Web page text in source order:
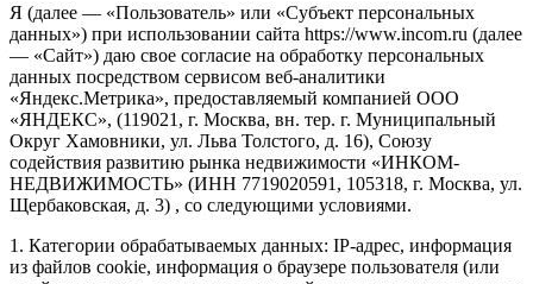
Я (далее — «Пользователь» или «Субъект персональных
данных») при использовании сайта https://www.incom.ru (далее
— «Сайт») даю свое согласие на обработку персональных
данных посредством сервисом веб-аналитики
«Яндекс.Метрика», предоставляемый компанией ООО
«ЯНДЕКС», (119021, г. Москва, вн. тер. г. Муниципальный
Округ Хамовники, ул. Льва Толстого, д. 16), Союзу
содействия развитию рынка недвижимости «ИНКОМ-
НЕДВИЖИМОСТЬ» (ИНН 7719020591, 105318, г. Москва, ул.
Щербаковская, д. 3) , со следующими условиями.
1. Категории обрабатываемых данных: IP-адрес, информация
из файлов cookie, информация о браузере пользователя (или